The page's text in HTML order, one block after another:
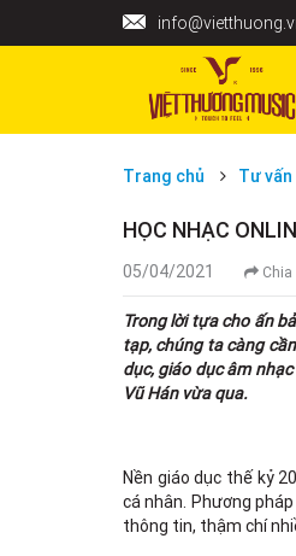
Trang chủ Tư vấn
HỌC NHẠC
05/04/2021
Trong lời tựa cho ấn
tạp, chúng ta càng
dục, giáo dục âm
Vũ Hán vừa qua.
Nền giáo dục thế kỷ
cá nhân. Phương
thông tin, thậm chí